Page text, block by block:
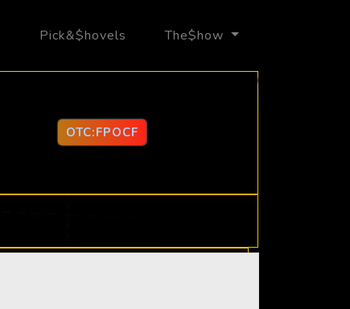
Pick&$hovels The$how
OTC:FPOCF